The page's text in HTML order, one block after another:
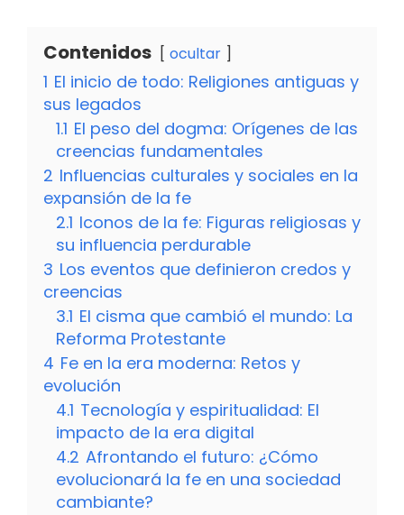
Contenidos ocultar
1 El inicio de todo: Religiones antiguas y
sus legados
1.1 El peso del dogma: Orígenes de las
creencias fundamentales
2 Influencias culturales y sociales en la
expansión de la fe
2.1 Iconos de la fe: Figuras religiosas y
su influencia perdurable
3 Los eventos que definieron credos y
creencias
3.1 El cisma que cambió el mundo: La
Reforma Protestante
4 Fe en la era moderna: Retos y
evolución
4.1 Tecnología y espiritualidad: El
impacto de la era digital
4.2 Afrontando el futuro: ¿Cómo
evolucionará la fe en una sociedad
cambiante?